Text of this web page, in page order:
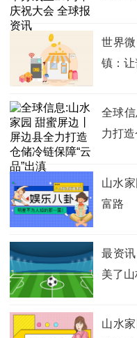
世界
镇：
全球
力打造
山水
富路
最资
美了
山水